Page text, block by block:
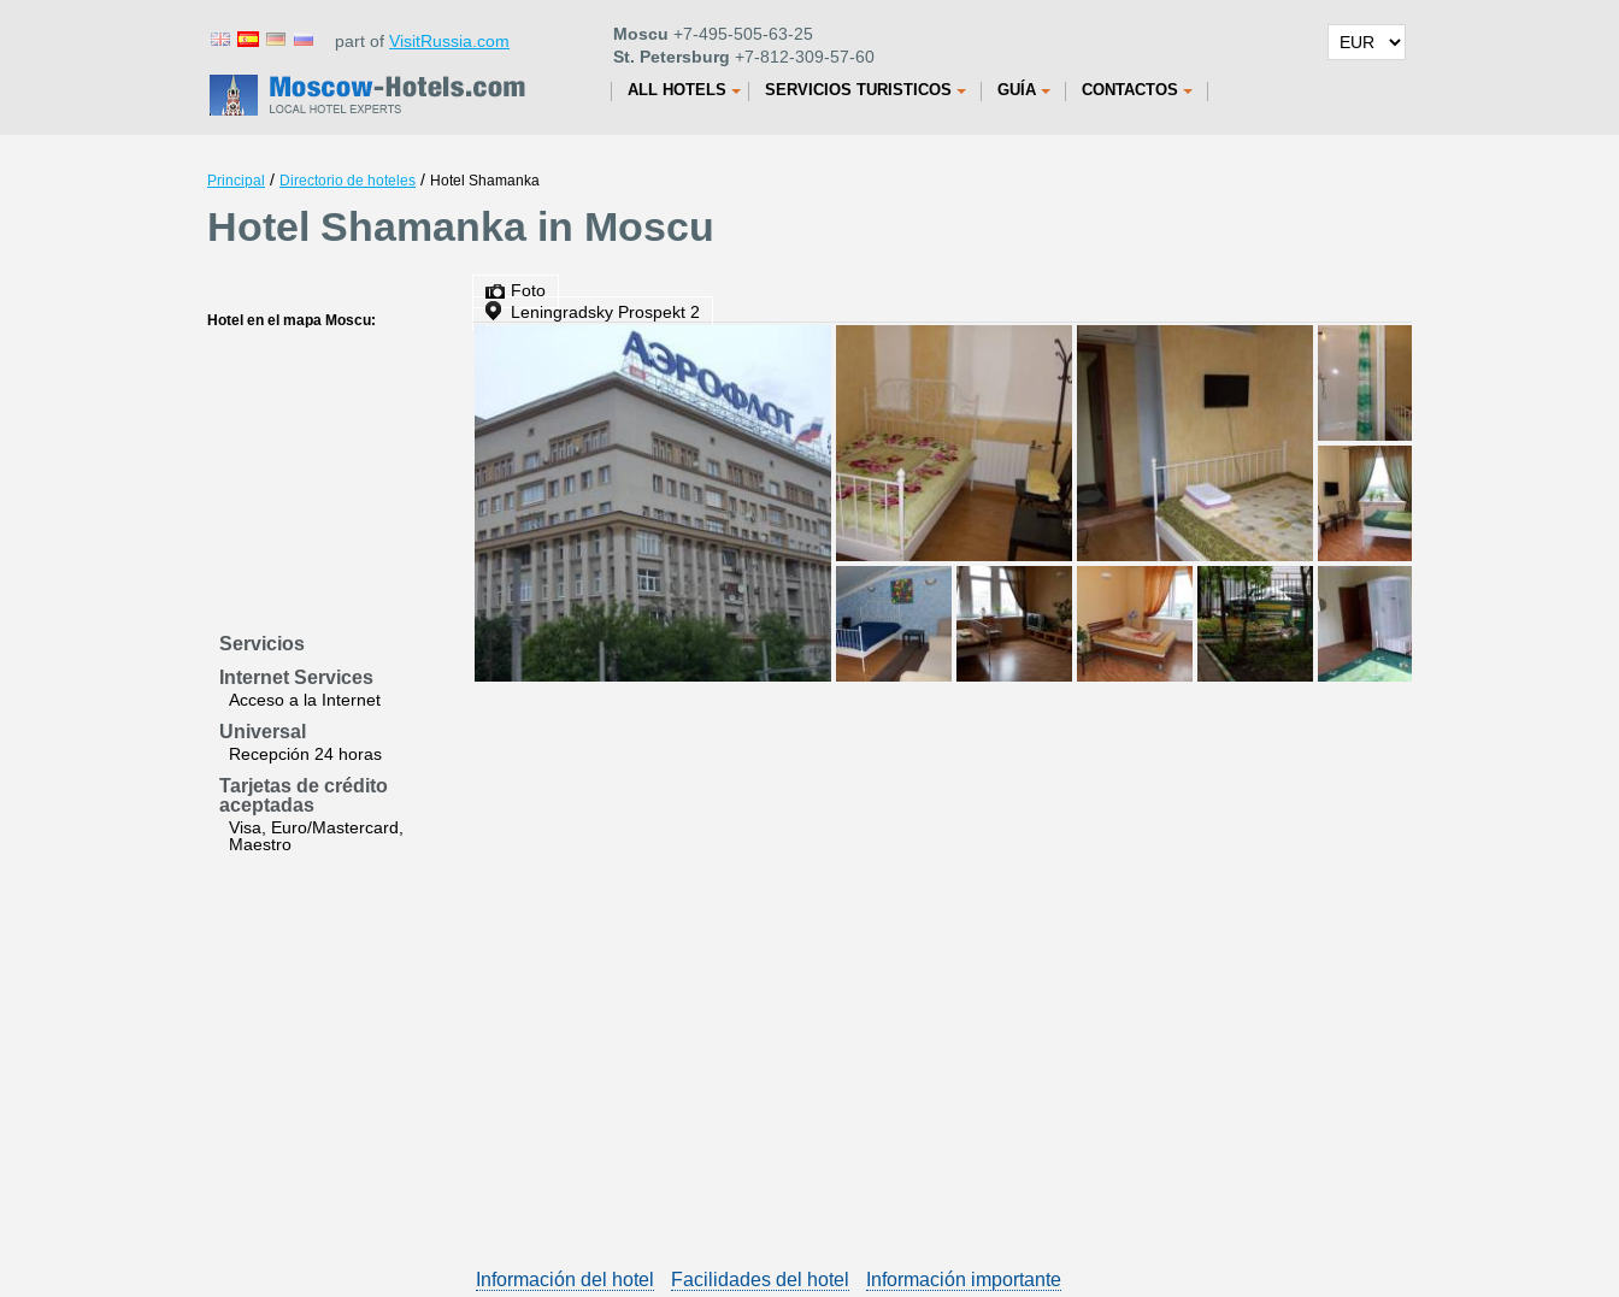
part of VisitRussia.com Moscu +7-495-505-63-25
St. Petersburg +7-812-309-57-60
ALL HOTELS SERVICIOS TURISTICOS GUÍA CONTACTOS
Principal / Directorio de hoteles / Hotel Shamanka
Hotel Shamanka in Moscu
Hotel en el mapa Moscu:
Servicios
Internet Services
Acceso a la Internet
Universal
Recepción 24 horas
Tarjetas de crédito
aceptadas
Visa, Euro/Mastercard,
Maestro
Foto
Leningradsky Prospekt 2
Información del hotel Facilidades del hotel
Información importante